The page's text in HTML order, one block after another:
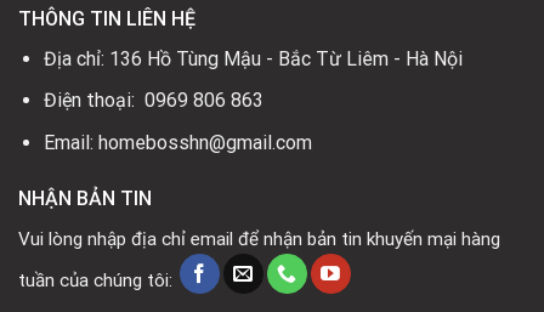
THÔNG TIN LIÊN HỆ
Địa chỉ: 136 Hồ Tùng Mậu - Bắc Từ Liêm - Hà Nội
Điện thoại: 0969 806 863
Email: homebosshn@gmail.com
NHẬN BẢN TIN
Vui lòng nhập địa chỉ email để nhận bản tin khuyến mại hàng
tuần của chúng tôi: